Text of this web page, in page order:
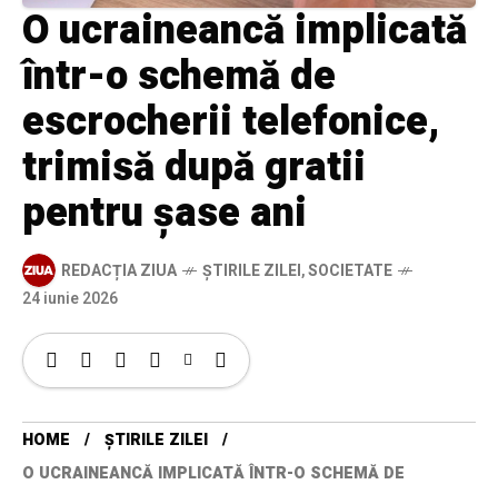
O ucraineancă implicată
într-o schemă de
escrocherii telefonice,
trimisă după gratii
pentru șase ani
REDACȚIA ZIUA ȘTIRILE ZILEI,SOCIETATE
24 iunie 2026
HOME
ȘTIRILE ZILEI
O UCRAINEANCĂ IMPLICATĂ ÎNTR-O SCHEMĂ DE